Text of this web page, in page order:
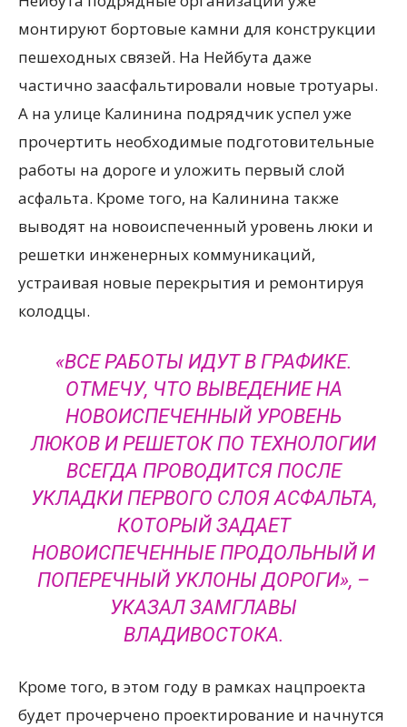
монтируют бортовые камни для конструкции
пешеходных связей. На Нейбута даже
частично заасфальтировали новые тротуары.
А на улице Калинина подрядчик успел уже
прочертить необходимые подготовительные
работы на дороге и уложить первый слой
асфальта. Кроме того, на Калинина также
выводят на новоиспеченный уровень люки и
решетки инженерных коммуникаций,
устраивая новые перекрытия и ремонтируя
колодцы.
«ВСЕ РАБОТЫ ИДУТ В ГРАФИКЕ.
ОТМЕЧУ, ЧТО ВЫВЕДЕНИЕ НА
НОВОИСПЕЧЕННЫЙ УРОВЕНЬ
ЛЮКОВ И РЕШЕТОК ПО ТЕХНОЛОГИИ
ВСЕГДА ПРОВОДИТСЯ ПОСЛЕ
УКЛАДКИ ПЕРВОГО СЛОЯ АСФАЛЬТА,
КОТОРЫЙ ЗАДАЕТ
НОВОИСПЕЧЕННЫЕ ПРОДОЛЬНЫЙ И
ПОПЕРЕЧНЫЙ УКЛОНЫ ДОРОГИ», –
УКАЗАЛ ЗАМГЛАВЫ
ВЛАДИВОСТОКА.
Кроме того, в этом году в рамках нацпроекта
будет прочерчено проектирование и начнутся